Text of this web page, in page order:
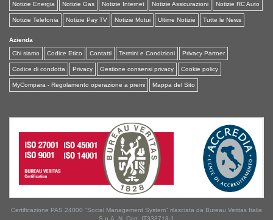
Notizie Energia
Notizie Gas Notizie Internet Notizie Assicurazioni Notizie RC Auto
Notizie Telefonia Notizie Pay TV Notizie Mutui Ultime Notizie Tutte le News
Azienda
Chi siamo
Codice Etico Contatti Termini e Condizioni Privacy Partner
Codice di condotta Privacy Gestione consensi privacy Cookie policy
MyCompara - Regolamento operazione a premi Mappa del Sito
Certificazione PAS 24000 "Social Management System" rilasciata da Bureau Veritas Italia
S.p.A. N. Cert. IT333718-1